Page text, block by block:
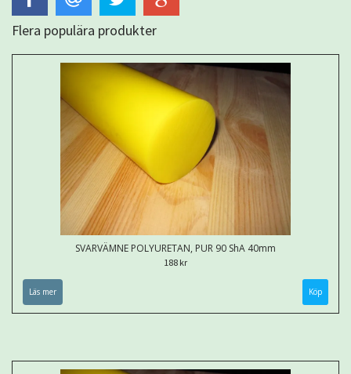
Flera populära produkter
SVARVÄMNE POLYURETAN, PUR 90 ShA 40mm
188 kr
Läs mer Köp